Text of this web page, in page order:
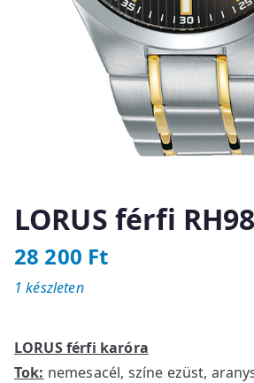
LORUS férfi
28 200 Ft
LORUS férfi karóra
Tok: nemesacél, színe ezüst,
1 készleten